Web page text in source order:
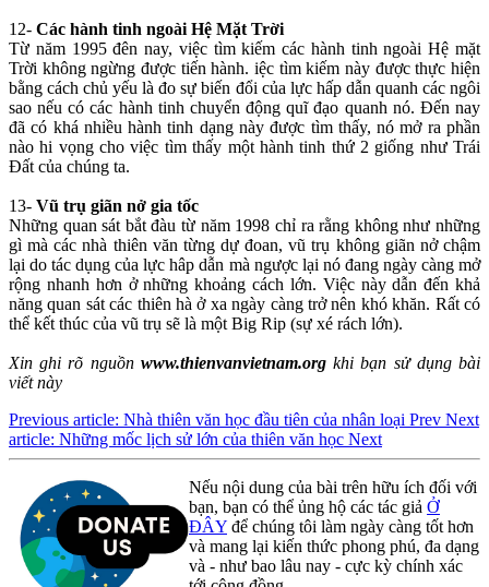
12- Các hành tinh ngoài Hệ Mặt Trời
Từ năm 1995 đên nay, việc tìm kiếm các hành tinh ngoài Hệ mặt
Trời không ngừng được tiến hành. iệc tìm kiếm này được thực hiện
bằng cách chủ yếu là đo sự biến đổi của lực hấp dẫn quanh các ngôi
sao nếu có các hành tinh chuyển động quĩ đạo quanh nó. Đến nay
đã có khá nhiều hành tinh dạng này được tìm thấy, nó mở ra phần
nào hi vọng cho việc tìm thấy một hành tinh thứ 2 giống như Trái
Đất của chúng ta.
13- Vũ trụ giãn nở gia tốc
Những quan sát bắt đàu từ năm 1998 chỉ ra rằng không như những
gì mà các nhà thiên văn từng dự đoan, vũ trụ không giãn nở chậm
lại do tác dụng của lực hâp dẫn mà ngược lại nó đang ngày càng mở
rộng nhanh hơn ở những khoảng cách lớn. Việc này dẫn đến khả
năng quan sát các thiên hà ở xa ngày càng trở nên khó khăn. Rất có
thể kết thúc của vũ trụ sẽ là một Big Rip (sự xé rách lớn).
Xin ghi rõ nguồn www.thienvanvietnam.orgkhi bạn sử dụng bài
viết này
Previous article: Nhà thiên văn học đầu tiên của nhân loại Prev Next
article: Những mốc lịch sử lớn của thiên văn học Next
Nếu nội dung của bài trên hữu ích đối với
bạn, bạn có thể ủng hộ các tác giả Ở
ĐÂY để chúng tôi làm ngày càng tốt hơn
và mang lại kiến thức phong phú, đa dạng
và - như bao lâu nay - cực kỳ chính xác